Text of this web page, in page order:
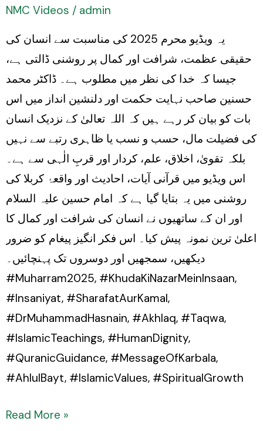
NMC Videos / admin
یہ ویڈیو محرم 2025 کی مناسبت سے انسان کی
حقیقی عظمت، شرافت اور کمال پر روشنی ڈالتی ہے،
جیسا کہ خدا کی نظر میں مطلوب ہے۔ ڈاکٹر محمد
حسنین صاحب نہایت حکمت اور دلنشین انداز میں اس
بات کو بیان کر رہے ہیں کہ اللہ تعالیٰ کے نزدیک انسان
کی فضیلت مال، حسب و نسب یا ظاہری رتبے سے نہیں
بلکہ تقویٰ، اخلاق، علم، کردار اور قربِ الٰہی سے ہے۔
اس ویڈیو میں قرآنی آیات، احادیث اور واقعۂ کربلا کی
روشنی میں یہ بتایا گیا ہے کہ امام حسین علیہ السلام
اور ان کے ساتھیوں نے انسان کی شرافت اور کمال کا
اعلیٰ ترین نمونہ پیش کیا۔ اس فکر انگیز پیغام کو ضرور
دیکھیں، سمجھیں اور دوسروں تک پہنچائیں۔
#Muharram2025, #KhudaKiNazarMeinInsaan,
#Insaniyat, #SharafatAurKamal,
#DrMuhammadHasnain, #Akhlaq, #Taqwa,
#IslamicTeachings, #HumanDignity,
#QuranicGuidance, #MessageOfKarbala,
#AhlulBayt, #IslamicValues, #SpiritualGrowth
Read More »